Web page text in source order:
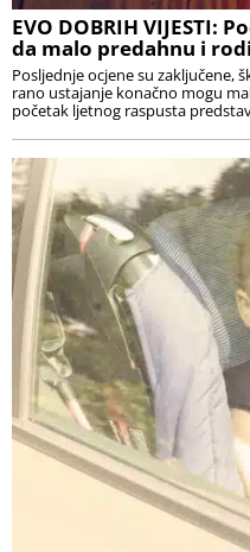
EVO DOBRIH VIJESTI:
da malo predahnu i
Posljednje ocjene su zaključene,
rano ustajanje konačno mogu
početak ljetnog raspusta